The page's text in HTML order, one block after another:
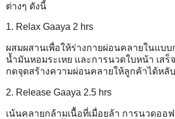
ต่างๆ ดังนี้
1. Relax Gaaya 2 hrs
ผสมผสานเพื่อให้ร่างกายผ่อนคลายในแบ
น้ำมันหอมระเหย และการนวดใบหน้า เส
กดจุดสร้างความผ่อนคลายให้ลูกค้าได้หลั
2. Release Gaaya 2.5 hrs
เน้นคลายกล้ามเนื้อที่เมื่อยล้า การนวดออ